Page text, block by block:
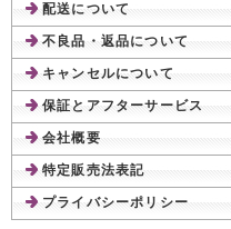
配送について
不良品・返品について
キャンセルについて
保証とアフターサービス
会社概要
特定販売法表記
プライバシーポリシー